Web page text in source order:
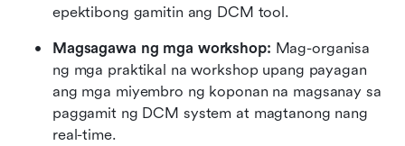
epektibong gamitin ang DCM tool.
Magsagawa ng mga workshop: Mag-organisa
ng mga praktikal na workshop upang payagan
ang mga miyembro ng koponan na magsanay sa
paggamit ng DCM system at magtanong nang
real-time.